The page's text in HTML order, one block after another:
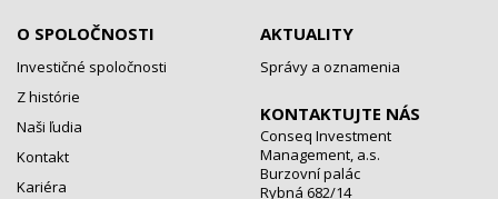
O SPOLOČNOSTI
Investičné spoločnosti
Z histórie
Naši ľudia
Kontakt
Kariéra
AKTUALITY
Správy a oznamenia
KONTAKTUJTE NÁS
Conseq Investment
Management, a.s.
Burzovní palác
Rybná 682/14